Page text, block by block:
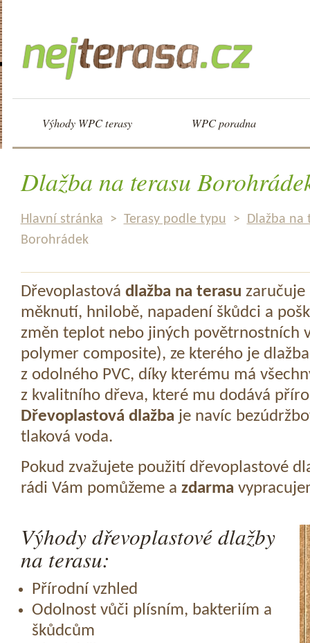
Výhody WPC terasy WPC poradna
Dlažba na terasu
Hlavní stránka > Terasy podle typu >
Dlažba na
Borohrádek
Dřevoplastová dlažba na terasu zaručuje
měknutí, hnilobě, napadení škůdci a
změn teplot nebo jiných povětrnostních
polymer composite), ze kterého je
z odolného PVC, díky kterému má
z kvalitního dřeva, které mu dodává
Dřevoplastová dlažba je navíc
tlaková voda.
Pokud zvažujete použití dřevoplastové
rádi Vám pomůžeme a zdarma
Výhody dřevoplastové dlažby
na terasu:
Přírodní vzhled
Odolnost vůči plísním, bakteriím a
škůdcům